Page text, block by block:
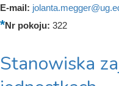
E-mail:
Nr pokoju: 322
Stanowiska